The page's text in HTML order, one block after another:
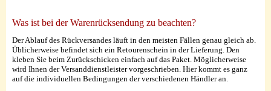
Was ist bei der Warenrücksendung zu beachten?
Der Ablauf des Rückversandes läuft in den meisten Fällen genau gleich ab.
Üblicherweise befindet sich ein Retourenschein in der Lieferung. Den
kleben Sie beim Zurückschicken einfach auf das Paket. Möglicherweise
wird Ihnen der Versanddienstleister vorgeschrieben. Hier kommt es ganz
auf die individuellen Bedingungen der verschiedenen Händler an.